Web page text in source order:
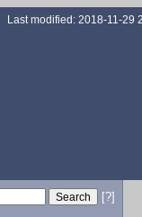
Last modified: 2018-11-29
[?]